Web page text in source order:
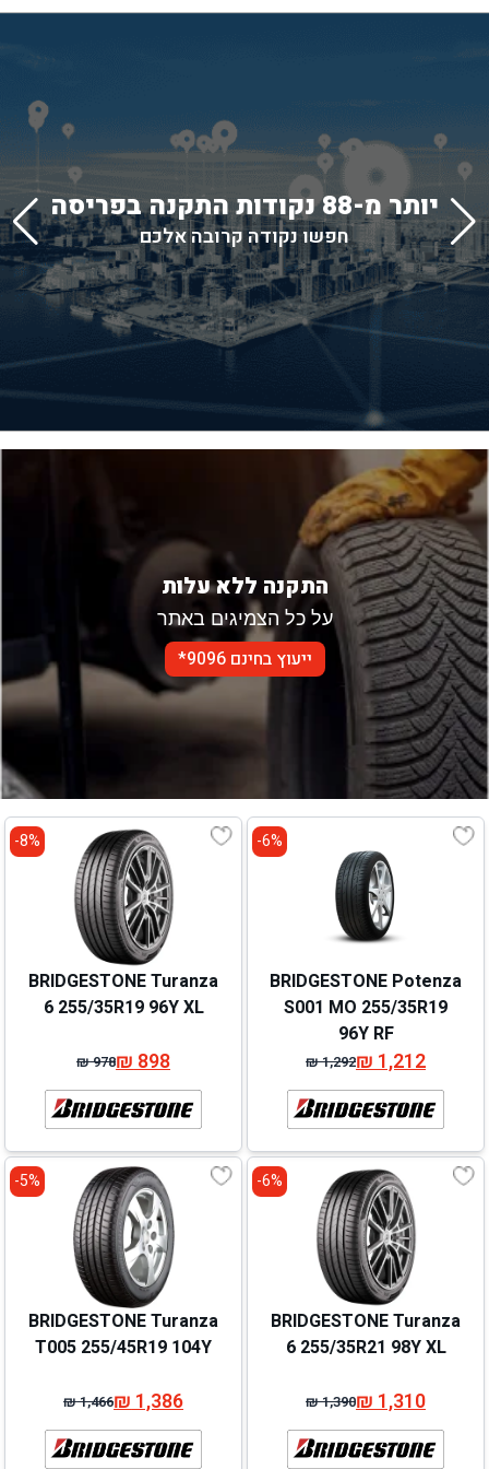
יותר מ-88 נקודות התקנה בפריסה
חפשו נקודה קרובה אלכם
התקנה ללא עלות
על כל הצמיגים באתר
ייעוץ בחינם 9096*
6%-
BRIDGESTONE Potenza
S001 MO 255/35R19
96Y RF
₪1,292
המחיר
המקורי
היה:
₪ 1,292.
₪1,212
המחיר
הנוכחי
הוא:
₪ 1,212.
8%-
BRIDGESTONE Turanza
6 255/35R19 96Y XL
₪978
המחיר
המקורי
היה:
₪ 978.
₪898 המחיר
הנוכחי
הוא:
₪ 898.
6%-
BRIDGESTONE Turanza
6 255/35R21 98Y XL
₪1,390
המחיר
המקורי
₪1,310
המחיר
הנוכחי
5%-
BRIDGESTONE Turanza
T005 255/45R19 104Y
₪1,466
המחיר
המקורי
₪1,386
המחיר
הנוכחי